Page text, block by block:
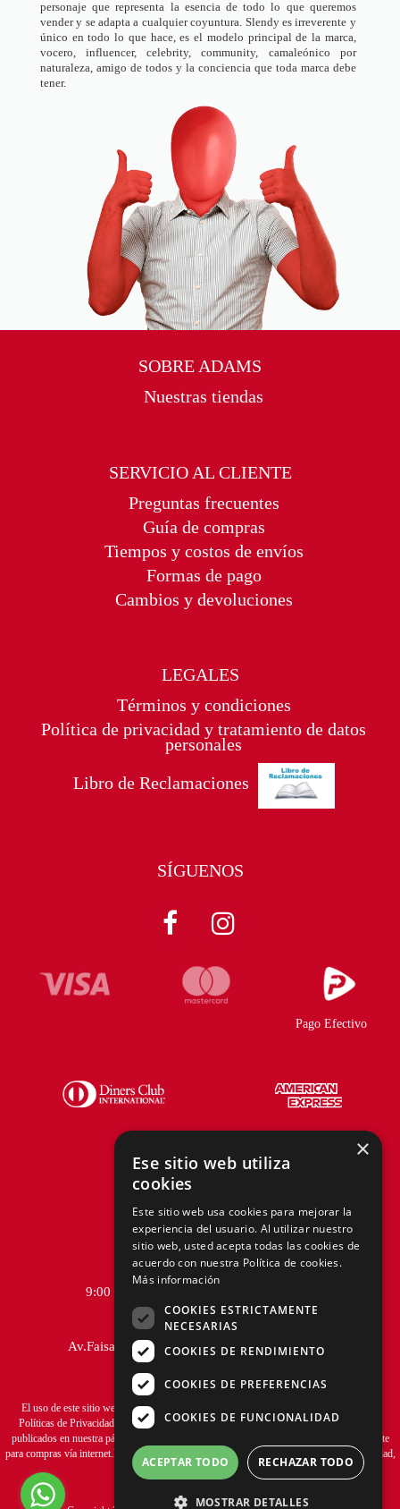
personaje que representa la esencia de todo lo que queremos
vender y se adapta a cualquier coyuntura. Slendy es irreverente y
único en todo lo que hace, es el modelo principal de la marca,
vocero, influencer, celebrity, community, camaleónico por
naturaleza, amigo de todos y la conciencia que toda marca debe
tener.
SOBRE ADAMS
Nuestras tiendas
SERVICIO AL CLIENTE
Preguntas frecuentes
Guía de compras
Tiempos y costos de envíos
Formas de pago
Cambios y devoluciones
LEGALES
Términos y condiciones
Política de privacidad y tratamiento de datos
personales
Libro de Reclamaciones
SÍGUENOS
Pago Efectivo
hola@tiendasadams.com.pe
9:00 a.m. a 6:00 p.m. de Lunes a Viernes
Av.Faisanes 420 , Urb. La Campiña , Chorrillos
El uso de este sitio web implica la aceptación de los
Políticas de Privacidad de ADAMS S.A. Las fotos son a modo ilustrativo.Los precios
publicados en nuestra página web
son válidos exclusivamente
para compras vía internet.Las promociones son válidas el día de hoy, stock mínimo 1 unidad,
promociones no acumulables.
×
Ese sitio web utiliza
cookies
Este sitio web usa cookies para mejorar la
experiencia del usuario. Al utilizar nuestro
sitio web, usted acepta todas las cookies de
acuerdo con nuestra Política de cookies.
Más información
COOKIES ESTRICTAMENTE
NECESARIAS
COOKIES DE RENDIMIENTO
COOKIES DE PREFERENCIAS
COOKIES DE FUNCIONALIDAD
ACEPTAR TODO RECHAZAR TODO
MOSTRAR DETALLES